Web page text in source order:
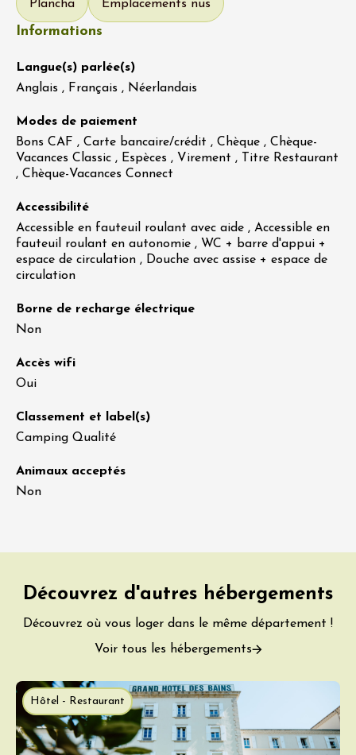
Plancha Emplacements nus
Informations
Langue(s) parlée(s)
Anglais , Français , Néerlandais
Modes de paiement
Bons CAF , Carte bancaire/crédit , Chèque , Chèque-
Vacances Classic , Espèces , Virement , Titre Restaurant
, Chèque-Vacances Connect
Accessibilité
Accessible en fauteuil roulant avec aide , Accessible en
fauteuil roulant en autonomie , WC + barre d'appui +
espace de circulation , Douche avec assise + espace de
circulation
Borne de recharge électrique
Non
Accès wifi
Oui
Classement et label(s)
Camping Qualité
Animaux acceptés
Non
Découvrez d'autres hébergements
Découvrez où vous loger dans le même département !
Voir tous les hébergements
Hôtel - Restaurant